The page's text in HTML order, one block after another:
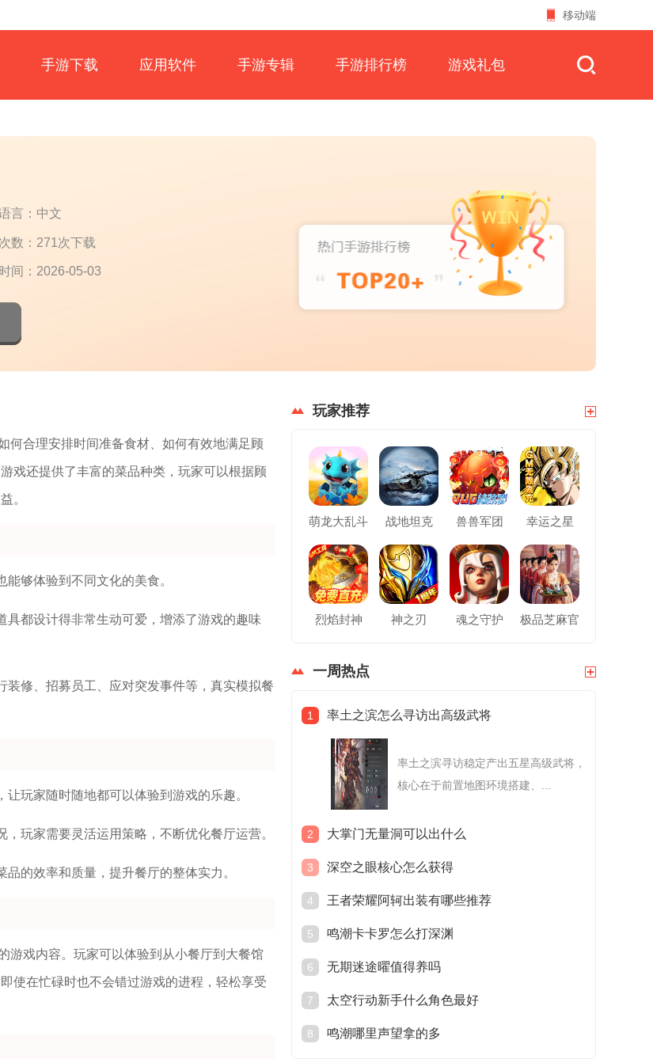
移动端
手游下载 应用软件 手游专辑 手游排行榜 游戏礼包
言：中文
数：271次下载
间：2026-05-03
何合理安排时间准备食材、如何有效地满足顾
戏还提供了丰富的菜品种类，玩家可以根据顾
。
够体验到不同文化的美食。
都设计得非常生动可爱，增添了游戏的趣味
修、招募员工、应对突发事件等，真实模拟餐
玩家随时随地都可以体验到游戏的乐趣。
玩家需要灵活运用策略，不断优化餐厅运营。
的效率和质量，提升餐厅的整体实力。
游戏内容。玩家可以体验到从小餐厅到大餐馆
使在忙碌时也不会错过游戏的进程，轻松享受
玩家推荐
萌龙大乱斗 战地坦克 兽兽军团 幸运之星
烈焰封神 神之刃 魂之守护 极品芝麻官
一周热点
1 率土之滨怎么寻访出高级武将
率土之滨寻访稳定产出五星高级武将，
核心在于前置地图环境搭建、...
2 大掌门无量洞可以出什么
3 深空之眼核心怎么获得
4 王者荣耀阿轲出装有哪些推荐
5 鸣潮卡卡罗怎么打深渊
6 无期迷途曜值得养吗
7 太空行动新手什么角色最好
8 鸣潮哪里声望拿的多